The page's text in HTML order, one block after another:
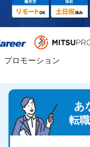
プロモーション
あ
転